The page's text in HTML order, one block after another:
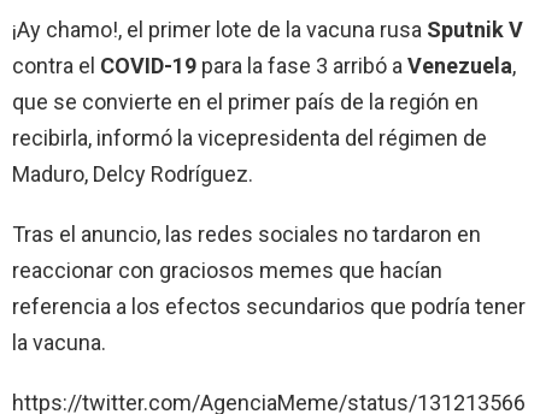
¡Ay chamo!, el primer lote de la vacuna rusa Sputnik V
contra el COVID-19 para la fase 3 arribó aVenezuela,
que se convierte en el primer país de la región en
recibirla, informó la vicepresidenta del régimen de
Maduro, Delcy Rodríguez.
Tras el anuncio, las redes sociales no tardaron en
reaccionar con graciosos memes que hacían
referencia a los efectos secundarios que podría tener
la vacuna.
https://twitter.com/AgenciaMeme/status/131213566